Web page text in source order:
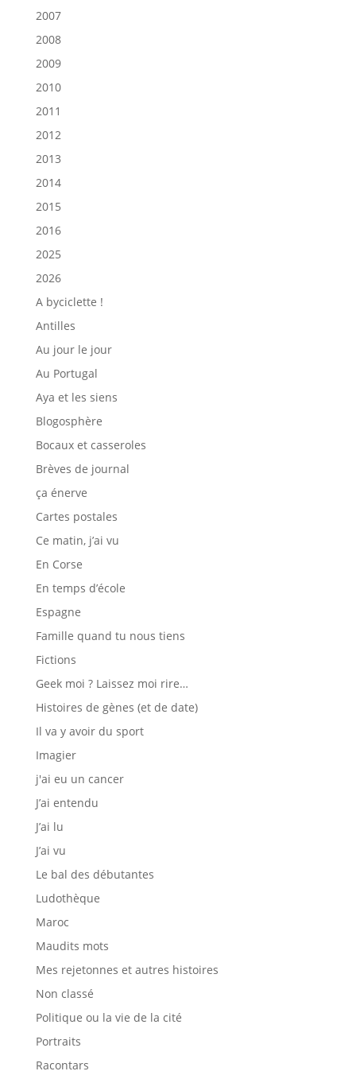
2007
2008
2009
2010
2011
2012
2013
2014
2015
2016
2025
2026
A byciclette !
Antilles
Au jour le jour
Au Portugal
Aya et les siens
Blogosphère
Bocaux et casseroles
Brèves de journal
ça énerve
Cartes postales
Ce matin, j’ai vu
En Corse
En temps d’école
Espagne
Famille quand tu nous tiens
Fictions
Geek moi ? Laissez moi rire…
Histoires de gènes (et de date)
Il va y avoir du sport
Imagier
j'ai eu un cancer
J’ai entendu
J’ai lu
J’ai vu
Le bal des débutantes
Ludothèque
Maroc
Maudits mots
Mes rejetonnes et autres histoires
Non classé
Politique ou la vie de la cité
Portraits
Racontars